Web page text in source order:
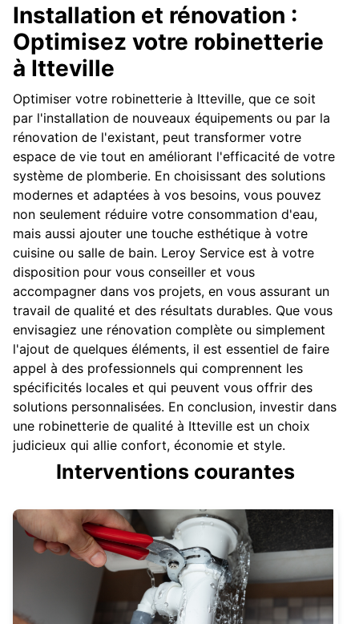
Installation et rénovation :
Optimisez votre robinetterie
à Itteville
Optimiser votre robinetterie à Itteville, que ce soit
par l'installation de nouveaux équipements ou par la
rénovation de l'existant, peut transformer votre
espace de vie tout en améliorant l'efficacité de votre
système de plomberie. En choisissant des solutions
modernes et adaptées à vos besoins, vous pouvez
non seulement réduire votre consommation d'eau,
mais aussi ajouter une touche esthétique à votre
cuisine ou salle de bain. Leroy Service est à votre
disposition pour vous conseiller et vous
accompagner dans vos projets, en vous assurant un
travail de qualité et des résultats durables. Que vous
envisagiez une rénovation complète ou simplement
l'ajout de quelques éléments, il est essentiel de faire
appel à des professionnels qui comprennent les
spécificités locales et qui peuvent vous offrir des
solutions personnalisées. En conclusion, investir dans
une robinetterie de qualité à Itteville est un choix
judicieux qui allie confort, économie et style.
Interventions courantes